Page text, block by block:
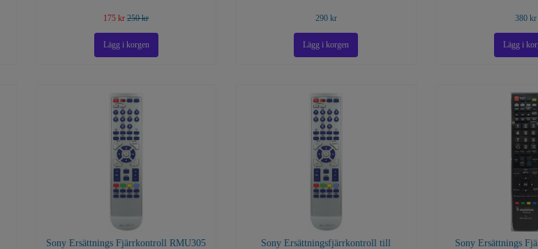
175 kr 250 kr 290 kr 380 kr
Sony Ersättnings Fjärrkontroll RMU305
Sony Ersättningsfjärrkontroll till
Sony Ersättnings